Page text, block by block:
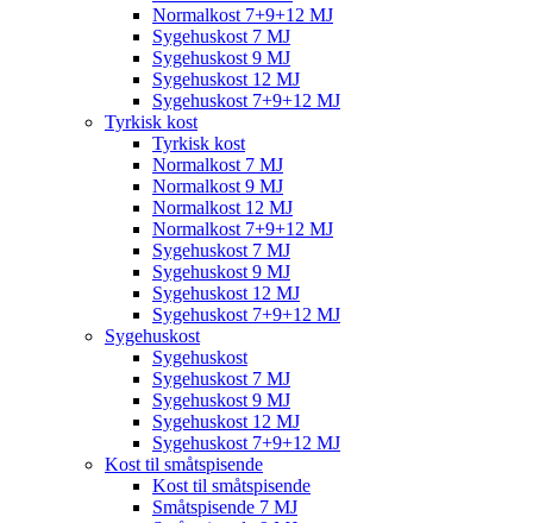
Normalkost 7+9+12 MJ
Sygehuskost 7 MJ
Sygehuskost 9 MJ
Sygehuskost 12 MJ
Sygehuskost 7+9+12 MJ
Tyrkisk kost
Tyrkisk kost
Normalkost 7 MJ
Normalkost 9 MJ
Normalkost 12 MJ
Normalkost 7+9+12 MJ
Sygehuskost 7 MJ
Sygehuskost 9 MJ
Sygehuskost 12 MJ
Sygehuskost 7+9+12 MJ
Sygehuskost
Sygehuskost
Sygehuskost 7 MJ
Sygehuskost 9 MJ
Sygehuskost 12 MJ
Sygehuskost 7+9+12 MJ
Kost til småtspisende
Kost til småtspisende
Småtspisende 7 MJ